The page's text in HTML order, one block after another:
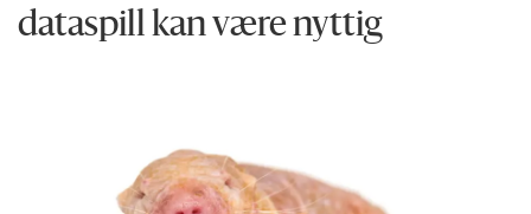
dataspill kan være nyttig